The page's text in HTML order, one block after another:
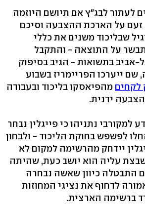
לעתור לבג"ץ אם תיושם היוזמה
זעם על הארכת ההצבעה וסיכם
שבליכוד משנים את כללי
על התוצאה - והתקבל
אביב בתשואות - הגיב בסיפוק
שם ייערכו הפריימריז בשבוע
לקחים מהפיאסקו בליכוד ובעבודה
ידנית.
למקורבי נתניהו כי פייגלין נבחר
20, הם החלו לפשפש בחוקת הליכוד - ולבחון
יידחק מהרשימה למקום לא
עליה הוא יושב כעת, שהיתה
התבטלה כיוון שאשה נבחרה
לדחוף את נציגי המחוזות
ברשימה הארצית.